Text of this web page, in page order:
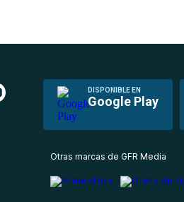
DISPONIBLE EN
Google Play
Otras marcas de GFR Media